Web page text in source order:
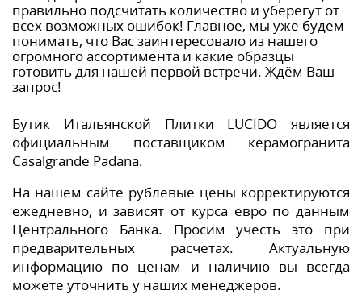
правильно подсчитать количество и уберегут от
всех возможных ошибок! Главное, мы уже будем
понимать, что Вас заинтересовало из нашего
огромного ассортимента и какие образцы
готовить для нашей первой встречи. Ждём Ваш
запрос!
Бутик Итальянской Плитки LUCIDO является
официальным поставщиком керамогранита
Casalgrande Padana.
На нашем сайте рублевые цены корректируются
ежедневно, и зависят от курса евро по данным
Центрального Банка. Просим учесть это при
предварительных расчетах. Актуальную
информацию по ценам и наличию вы всегда
можете уточнить у наших менеджеров.